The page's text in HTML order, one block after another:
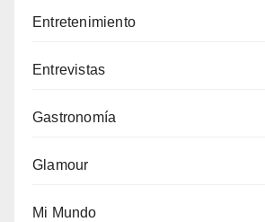
Entretenimiento
Entrevistas
Gastronomía
Glamour
Mi Mundo